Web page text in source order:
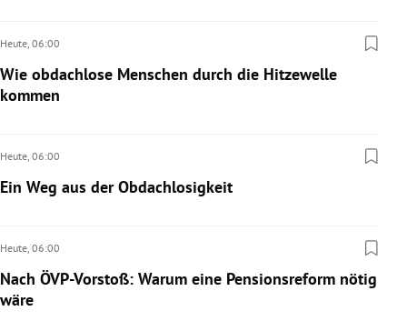
Heute, 06:00
Wie obdachlose Menschen durch die Hitzewelle
kommen
Heute, 06:00
Ein Weg aus der Obdachlosigkeit
Heute, 06:00
Nach ÖVP-Vorstoß: Warum eine Pensionsreform nötig
wäre